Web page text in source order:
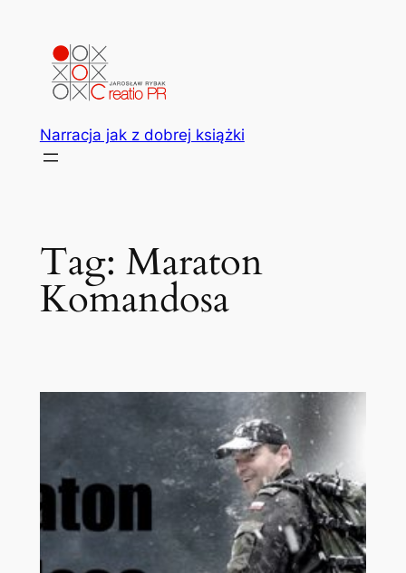
Narracja jak z dobrej książki
Tag: Maraton
Komandosa